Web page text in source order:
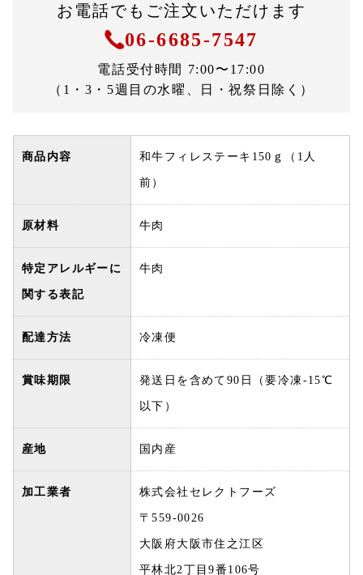
お電話でもご注文いただけます
06-6685-7547
電話受付時間 7:00〜17:00
（1・3・5週目の水曜、日・祝祭日除く）
商品内容 和牛フィレステーキ150ｇ（1人
前）
原材料 牛肉
特定アレルギーに
関する表記
牛肉
配達方法 冷凍便
賞味期限 発送日を含めて90日（要冷凍-15℃
以下）
産地 国内産
加工業者 株式会社セレクトフーズ
〒559-0026
大阪府大阪市住之江区
平林北2丁目9番106号